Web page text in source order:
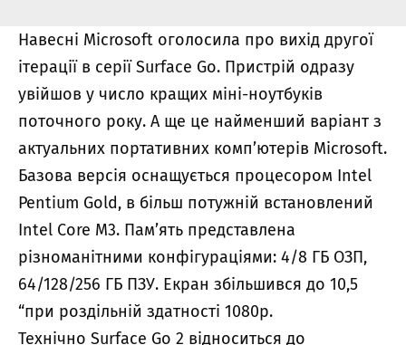
Навесні Microsoft оголосила про вихід другої
ітерації в серії Surface Go. Пристрій одразу
увійшов у число кращих міні-ноутбуків
поточного року. А ще це найменший варіант з
актуальних портативних комп’ютерів Microsoft.
Базова версія оснащується процесором Intel
Pentium Gold, в більш потужній встановлений
Intel Core M3. Пам’ять представлена ​​
різноманітними конфігураціями: 4/8 ГБ ОЗП,
64/128/256 ГБ ПЗУ. Екран збільшився до 10,5
“при роздільній здатності 1080р.
Технічно Surface Go 2 відноситься до